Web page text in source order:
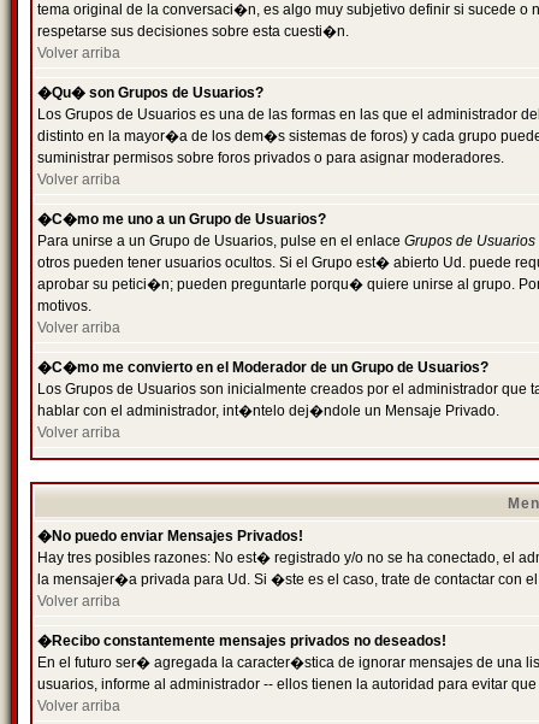
tema original de la conversaci�n, es algo muy subjetivo definir si sucede
respetarse sus decisiones sobre esta cuesti�n.
Volver arriba
�Qu� son Grupos de Usuarios?
Los Grupos de Usuarios es una de las formas en las que el administrador
distinto en la mayor�a de los dem�s sistemas de foros) y cada grupo
suministrar permisos sobre foros privados o para asignar moderadores.
Volver arriba
�C�mo me uno a un Grupo de Usuarios?
Para unirse a un Grupo de Usuarios, pulse en el enlace Grupos de Usuarios
otros pueden tener usuarios ocultos. Si el Grupo est� abierto Ud. puede
aprobar su petici�n; pueden preguntarle porqu� quiere unirse al grupo.
motivos.
Volver arriba
�C�mo me convierto en el Moderador de un Grupo de Usuarios?
Los Grupos de Usuarios son inicialmente creados por el administrador
hablar con el administrador, int�ntelo dej�ndole un Mensaje Privado.
Volver arriba
�No puedo enviar Mensajes Privados!
Hay tres posibles razones: No est� registrado y/o no se ha conectado, el
la mensajer�a privada para Ud. Si �ste es el caso, trate de contactar con
Volver arriba
�Recibo constantemente mensajes privados no deseados!
En el futuro ser� agregada la caracter�stica de ignorar mensajes de una
usuarios, informe al administrador -- ellos tienen la autoridad para evitar
Volver arriba